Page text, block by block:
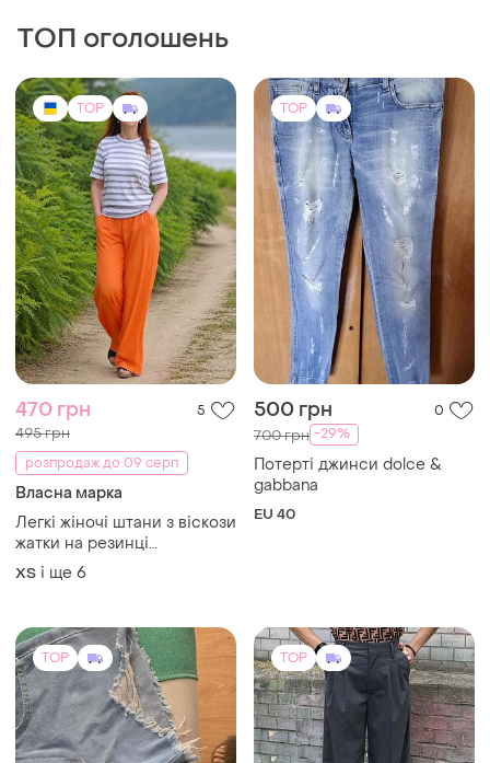
ТОП оголошень
TOP
470 грн 5
495 грн
розпродаж до 09 серп
Власна марка
Легкі жіночі штани з віскози
жатки на резинці
помаранчевий
ХS і ще 6
TOP
500 грн 0
700 грн -29%
Потерті джинси dolce &
gabbana
EU 40
TOP TOP